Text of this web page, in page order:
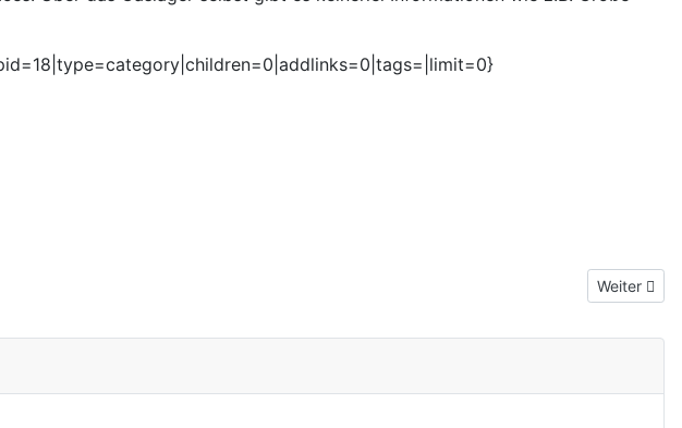
Nächster
Weiter